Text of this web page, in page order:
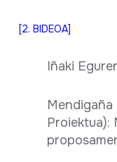
[2. BIDEOA]
Iñaki
Proiektua):